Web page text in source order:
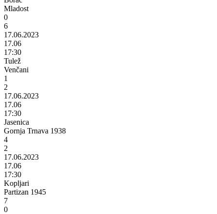
Mladost
0
6
17.06.2023
17.06
17:30
Tulež
Venčani
1
2
17.06.2023
17.06
17:30
Jasenica
Gornja Trnava 1938
4
2
17.06.2023
17.06
17:30
Kopljari
Partizan 1945
7
0